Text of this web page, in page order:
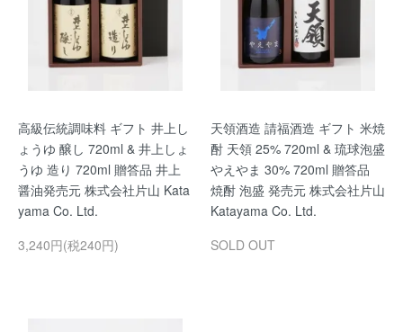
高級伝統調味料 ギフト 井上し
ょうゆ 醸し 720ml & 井上しょ
うゆ 造り 720ml 贈答品 井上
醤油発売元 株式会社片山 Kata
yama Co. Ltd.
3,240円(税240円)
天領酒造 請福酒造 ギフト 米焼
酎 天領 25% 720ml & 琉球泡盛
やえやま 30% 720ml 贈答品
焼酎 泡盛 発売元 株式会社片山
Katayama Co. Ltd.
SOLD OUT